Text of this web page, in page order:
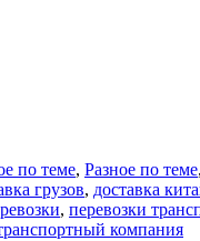
по теме, Разное по теме,
грузов, доставка
, перевозки
компания